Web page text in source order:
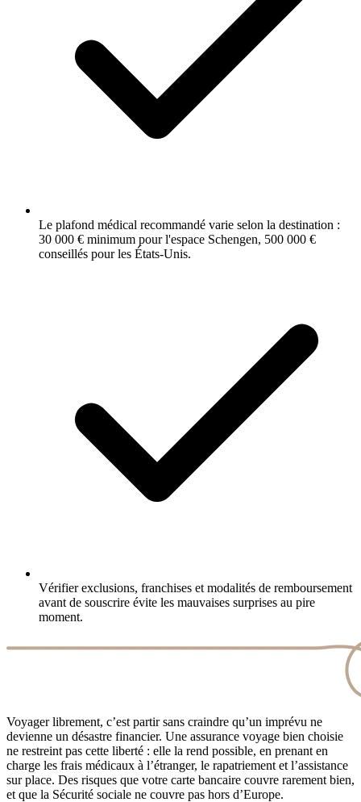
Le plafond médical recommandé varie selon la destination :
30 000 € minimum pour l'espace Schengen, 500 000 €
conseillés pour les États-Unis.
Vérifier exclusions, franchises et modalités de remboursement
avant de souscrire évite les mauvaises surprises au pire
moment.
Voyager librement, c’est partir sans craindre qu’un imprévu ne
devienne un désastre financier. Une assurance voyage bien choisie
ne restreint pas cette liberté : elle la rend possible, en prenant en
charge les frais médicaux à l’étranger, le rapatriement et l’assistance
sur place. Des risques que votre carte bancaire couvre rarement bien,
et que la Sécurité sociale ne couvre pas hors d’Europe.